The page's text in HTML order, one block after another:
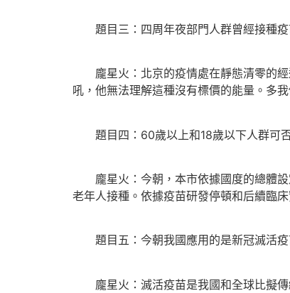
題目三：四周年夜部門人群曾經接種疫
龐星火：北京的疫情處在靜態清零的經
吼，他無法理解這種沒有標價的能量。多
題目四：60歲以上和18歲以下人群可否
龐星火：今朝，本市依據國度的總體設
老年人接種。依據疫苗研發停頓和后續臨
題目五：今朝我國應用的是新冠滅活疫
龐星火：滅活疫苗是我國和全球比擬傳